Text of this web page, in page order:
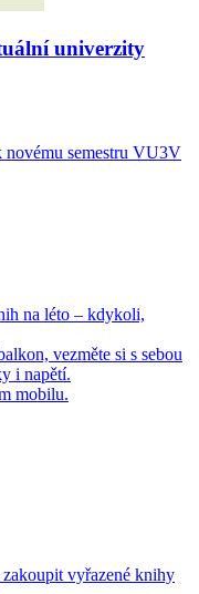
univerzity
novému semestru VU3V
na léto – kdykoli,
vezměte si s sebou
i napětí.
mobilu.
vyřazené knihy